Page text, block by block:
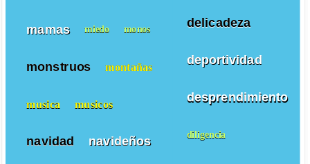
delicadeza
deportividad
desprendimiento
diligencia
mamas miedo monos
monstruos montañas
musica musicos
navidad navideños